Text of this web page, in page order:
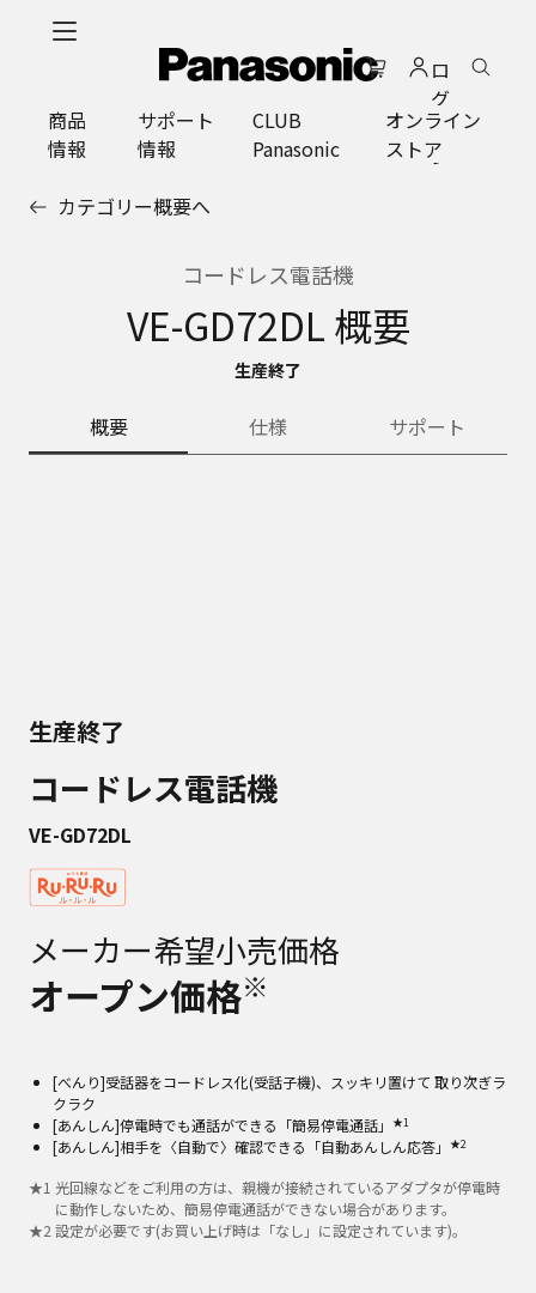
ロ
グ
イ
ン
商品
情報
サポート
情報
CLUB
Panasonic
オンライン
ストア
カテゴリー概要へ
コードレス電話機
VE-GD72DL 概要
生産終了
概要 仕様 サポート
生産終了
コードレス電話機
VE-GD72DL
メーカー希望小売価格
オープン価格※
[べんり]受話器をコードレス化(受話子機)、スッキリ置けて 取り次ぎラ
クラク
[あんしん]停電時でも通話ができる「簡易停電通話」
★1
[あんしん]相手を〈自動で〉確認できる「自動あんしん応答」 ★2
★1 光回線などをご利用の方は、親機が接続されているアダプタが停電時
に動作しないため、簡易停電通話ができない場合があります。
★2 設定が必要です(お買い上げ時は「なし」に設定されています)。